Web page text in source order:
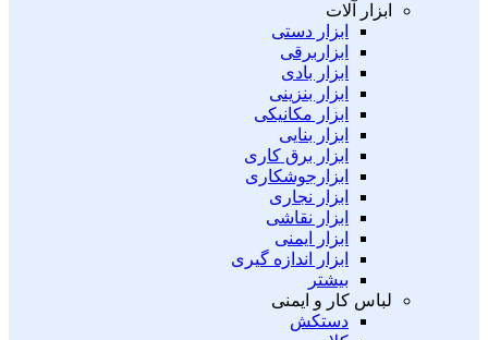
ابزار آلات
ابزار دستی
ابزاربرقی
ابزار بادی
ابزار بنزینی
ابزار مکانیکی
ابزار بنایی
ابزار برق کاری
ابزارجوشکاری
ابزار نجاری
ابزار نقاشی
ابزار ایمنی
ابزار اندازه گیری
بیشتر
لباس کار و ایمنی
دستکش